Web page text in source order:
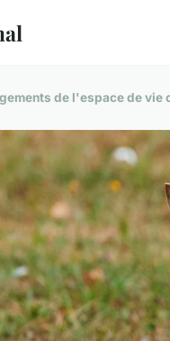
de l'espace de vie